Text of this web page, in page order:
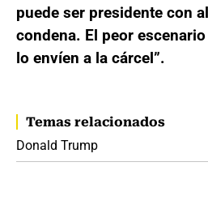
puede ser presidente con
condena. El peor
lo envíen a la cárcel”.
Temas relacionados
Donald Trump